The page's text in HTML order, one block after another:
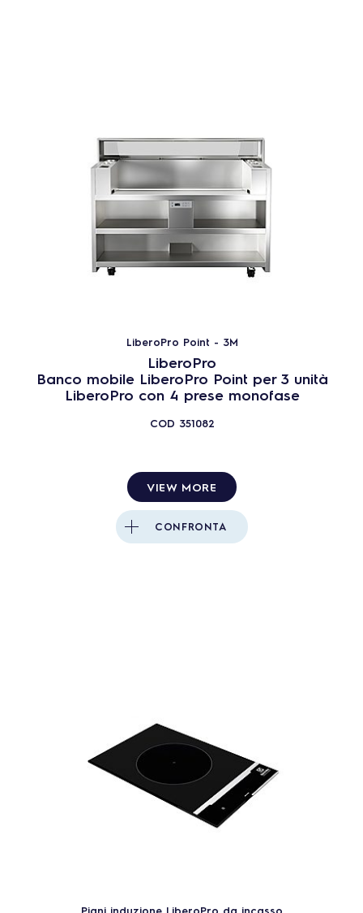
LiberoPro Point - 3M
LiberoPro
Banco mobile LiberoPro Point per 3 unità
LiberoPro con 4 prese monofase
COD 351082
VIEW MORE
CONFRONTA